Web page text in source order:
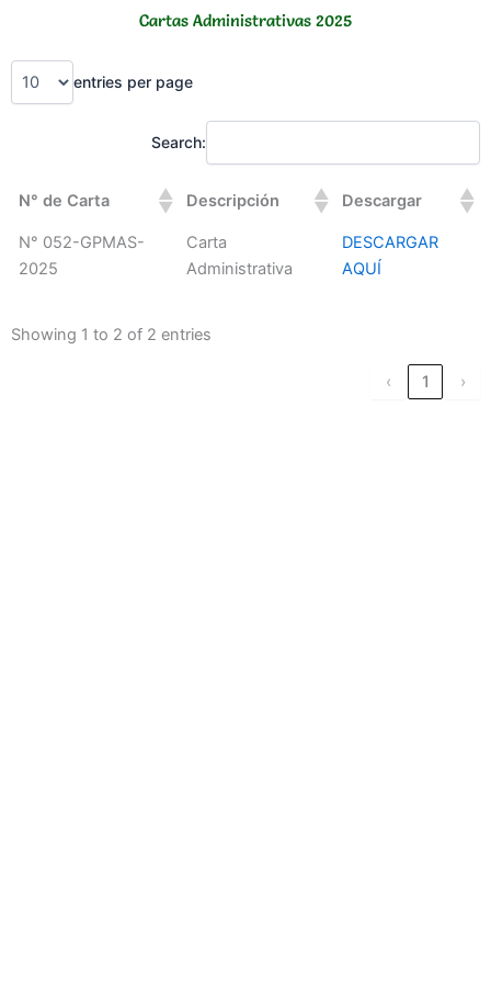
content
Cartas Administrativas 2025
entries per page
Search:
N° de Carta Descripción Descargar
N° 052-GPMAS-
2025
Carta
Administrativa
DESCARGAR
AQUÍ
Showing 1 to 2 of 2 entries
‹ 1 ›